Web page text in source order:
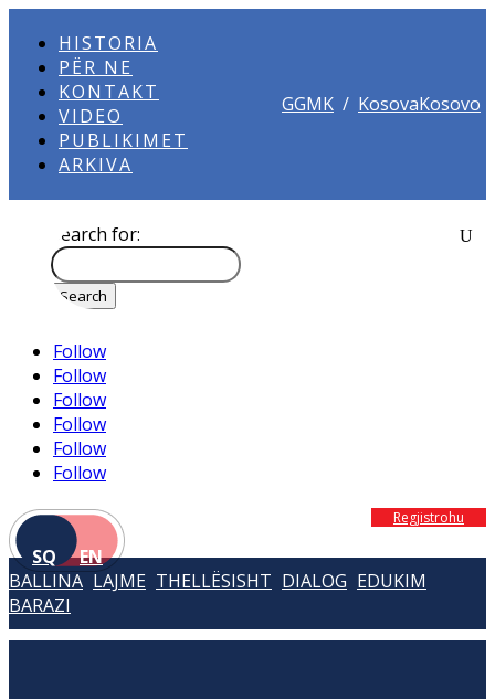
HISTORIA
PËR NE
KONTAKT
VIDEO
PUBLIKIMET
ARKIVA
GGMK / KosovaKosovo
Search for:
Follow
Follow
Follow
Follow
Follow
Follow
SQ EN
Regjistrohu
BALLINA LAJME THELLËSISHT DIALOG EDUKIM
BARAZI